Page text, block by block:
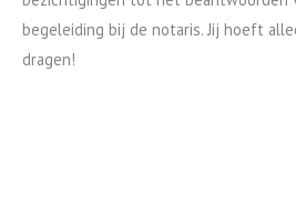
begeleiding bij de notaris. Jij hoeft
dragen!